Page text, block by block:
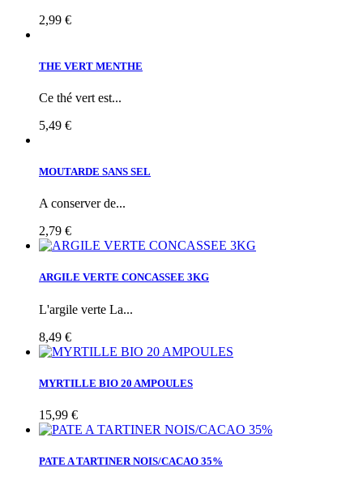
2,99 €
THE VERT MENTHE
Ce thé vert est...
5,49 €
MOUTARDE SANS SEL
A conserver de...
2,79 €
ARGILE VERTE CONCASSEE 3KG
L'argile verte La...
8,49 €
MYRTILLE BIO 20 AMPOULES
15,99 €
PATE A TARTINER NOIS/CACAO 35%